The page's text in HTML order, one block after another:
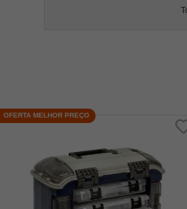
OFERTA MELHOR PREÇO